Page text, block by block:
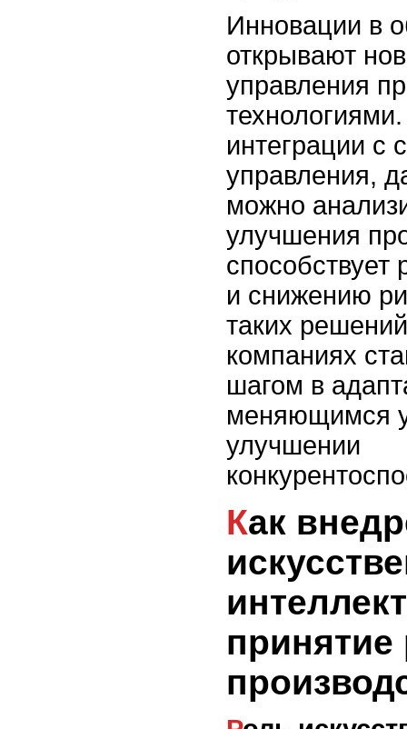
Инновации в
открывают
управления
интеграции с
управления,
можно
улучшения
способствует
и снижению
таких
компаниях
шагом в
меняющимся
улучшении
Как внедрение